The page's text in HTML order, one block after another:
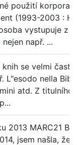
použití
(1993-2003 :
vystupuje z
např. ...
se velmi
L"esodo nella
atd. Z titulního
2013 MARC21
jsem našla, že